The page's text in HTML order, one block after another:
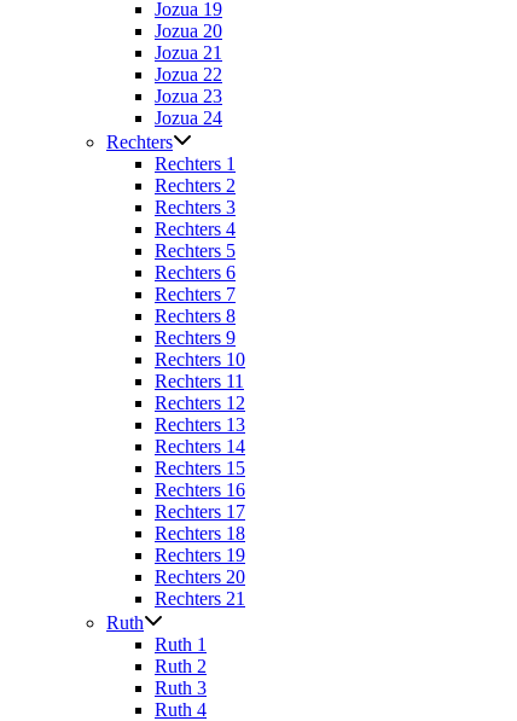
Jozua 19
Jozua 20
Jozua 21
Jozua 22
Jozua 23
Jozua 24
Rechters
Rechters 1
Rechters 2
Rechters 3
Rechters 4
Rechters 5
Rechters 6
Rechters 7
Rechters 8
Rechters 9
Rechters 10
Rechters 11
Rechters 12
Rechters 13
Rechters 14
Rechters 15
Rechters 16
Rechters 17
Rechters 18
Rechters 19
Rechters 20
Rechters 21
Ruth
Ruth 1
Ruth 2
Ruth 3
Ruth 4